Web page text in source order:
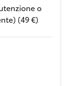
o
(49 €)